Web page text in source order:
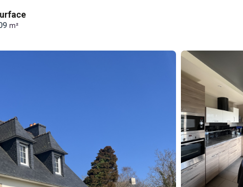
m²